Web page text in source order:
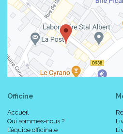
Officine
Accueil
Qui sommes-nous ?
L’équipe officinale